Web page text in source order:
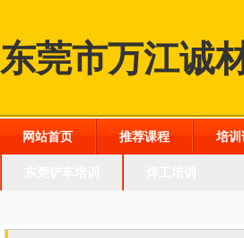
东莞市万江诚
网站首页 推荐课程 培训